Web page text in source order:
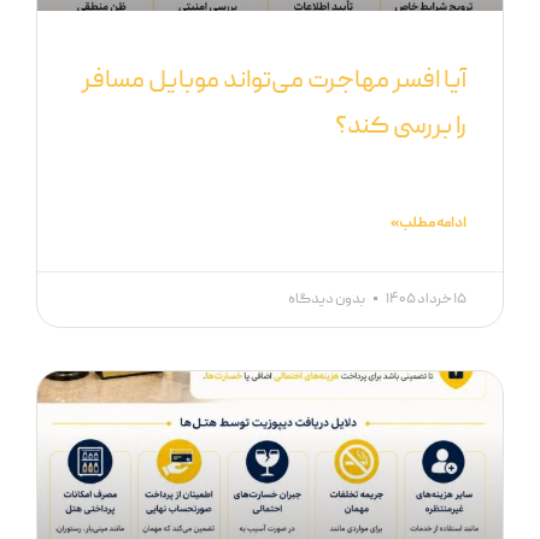
آیا افسر مهاجرت می‌تواند موبایل مسافر
را بررسی کند؟
ادامه مطلب »
۱۵ خرداد ۱۴۰۵ بدون دیدگاه